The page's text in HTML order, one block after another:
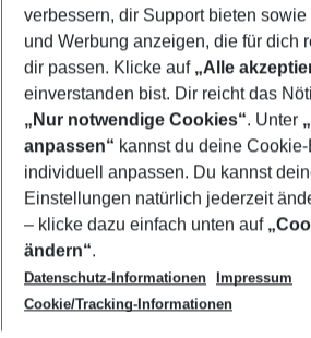
Frübucher Angebote Key
Urlaub Key West
Footer
Footer navigation
Über uns
AGB
Bestpreisgarantie
Cookie-Einstellungen ändern
Cookie-Richtlinie
Agenturbetreuung
Barrierefreies Reisen
Folge uns
verbessern, dir Support bieten
und Werbung anzeigen, die für dich
dir passen. Klicke auf „Alle
einverstanden bist. Dir reicht das
„Nur notwendige Cookies“. Unter
anpassen“ kannst du deine
individuell anpassen. Du kannst
Einstellungen natürlich jederzeit
– klicke dazu einfach unten auf
ändern“.
Datenschutz-Informationen
Impressum
Cookie/Tracking-Informationen